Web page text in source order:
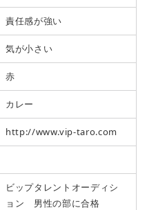
責任感が強い
気が小さい
赤
カレー
http://www.vip-taro.com
ビップタレントオーディシ
ョン 男性の部に合格